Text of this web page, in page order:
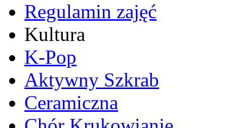
Regulamin zajęć
Kultura
K-Pop
Aktywny Szkrab
Ceramiczna